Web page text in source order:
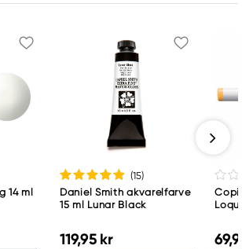
14 ml
(15)
Daniel Smith akvarelfarve
15 ml Lunar Black
119,95 kr